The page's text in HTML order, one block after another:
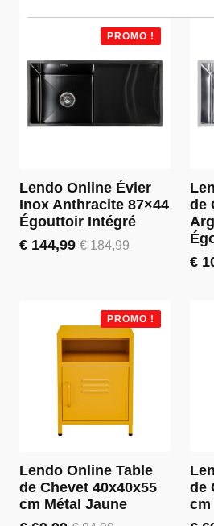
PROMO !
Lendo Online Évier
Inox Anthracite 87×44
Égouttoir Intégré
€184,99
Le
€ 144,99
Le
de
Le
€
€
Le
€
PROMO !
Lendo Online Table
de Chevet 40x40x55
cm Métal Jaune
de
cm